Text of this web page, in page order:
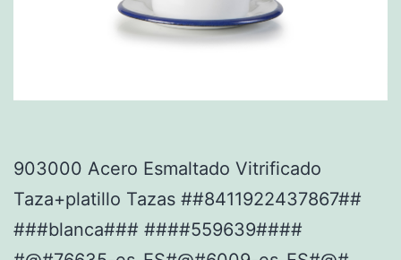
903000 Acero Esmaltado Vitrificado
Taza+platillo Tazas ##8411922437867##
###blanca### ####559639####